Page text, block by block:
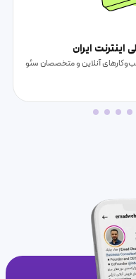
ایران
آنلاین و متخصصان سئو